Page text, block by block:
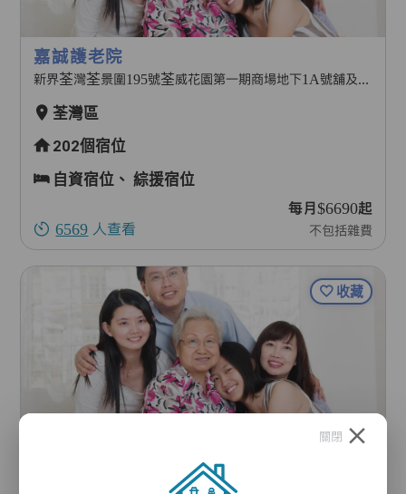
嘉誠護老院
新界荃灣荃景圍195號荃威花園第一期商場地下1A號舖及2字樓部分
荃灣區
202個宿位
自資宿位、綜援宿位
6569 人查看
每月$6690起
不包括雜費
收藏
新界荃灣大廈街19-23號德泰大廈一樓
關閉